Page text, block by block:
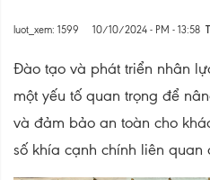
luot_xem: 1599 10/10/2024 - PM - 13:58
Đào tạo và phát triển nhân
một yếu tố quan trọng để
và đảm bảo an toàn cho
số khía cạnh chính liên quan